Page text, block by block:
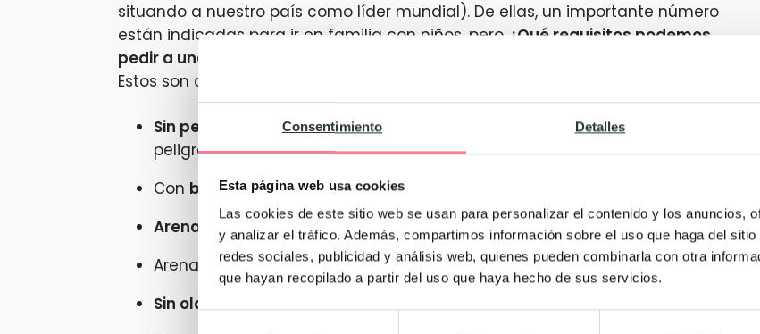
Consentimiento Detalles
Esta página web usa cookies
Las cookies de este sitio web se usan para personalizar el contenido y los anuncios,
y analizar el tráfico. Además, compartimos información sobre el uso que haga del
redes sociales, publicidad y análisis web, quienes pueden combinarla con otra
que hayan recopilado a partir del uso que haya hecho de sus servicios.
situando a nuestro país como líder mundial). De ellas, un importante número
están indicadas para ir en familia con niños, pero ¿Qué requisitos podemos
pedir a una playa para considerarla adecuada para viajar con los peques?
Estos son algunas de las cosas que merece la pena tener en cuenta:
Sin peligros
, tales como posibles desprendimientos de rocas o que sean
peligrosas cuando sube la marea.
Con bandera azul
Arena fina, sin piedras o rocas en el arenal o en la entrada al mar.
Arenal
extenso
Sin olaso con oleaje suave.